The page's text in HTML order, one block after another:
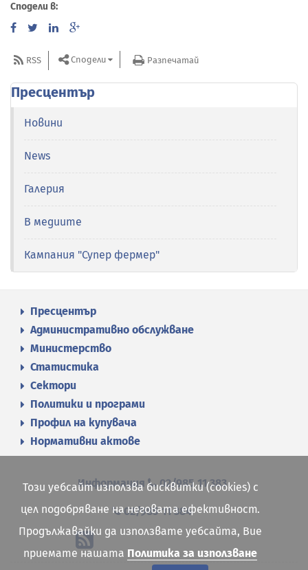
Сподели в:
RSS Сподели Разпечатай
Пресцентър
Новини
News
Галерия
В медиите
Кампания "Супер фермер"
Пресцентър
Административно обслужване
Министерство
Статистика
Сектори
Политики и програми
Профил на купувача
Нормативни актове
Информация 02/985 11 383
02/985 11 384
Този уебсайт използва бисквитки (cookies) с
цел подобряване на неговата ефективност.
Продължавайки да използвате уебсайта, Вие
приемате нашата Политика за използване